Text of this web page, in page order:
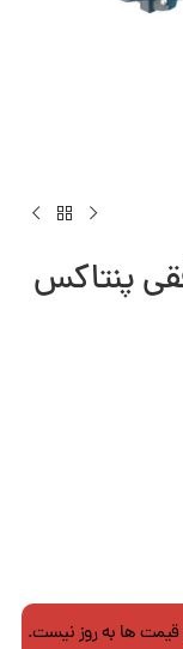
پنتاکس
قیمت ها به روز نیست.